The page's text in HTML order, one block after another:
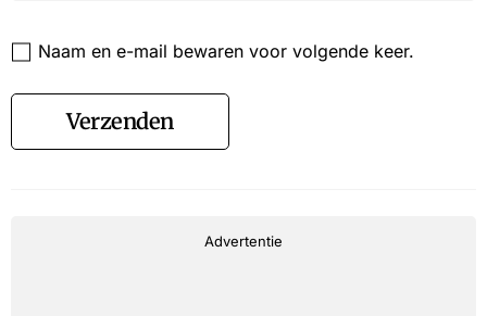
Naam en e-mail bewaren voor volgende keer.
Verzenden
Advertentie